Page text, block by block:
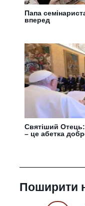
Папа
вперед
Cвятіший
– це абетка
Поширити